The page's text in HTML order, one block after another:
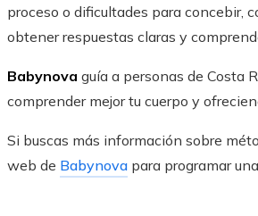
proceso o dificultades para concebir,
obtener respuestas claras y
Babynova guía a personas de Costa
comprender mejor tu cuerpo y
Si buscas más información sobre
web de Babynova para programar